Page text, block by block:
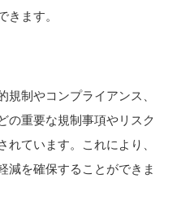
きます。
制やコンプライアンス、
の重要な規制事項やリスク
ています。これにより、
減を確保することができま